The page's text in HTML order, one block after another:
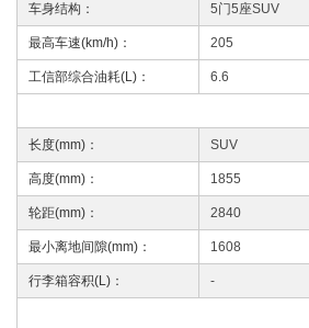
车身结构： 5门5座SUV
最高车速(km/h)： 205
工信部综合油耗(L)： 6.6
长度(mm)： SUV
高度(mm)： 1855
轮距(mm)： 2840
最小离地间隙(mm)： 1608
行李箱容积(L)： -